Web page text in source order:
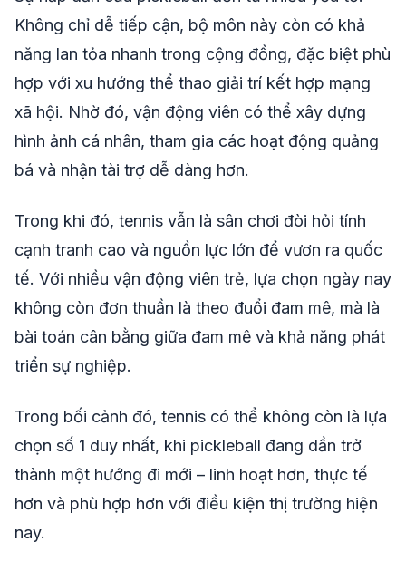
Không chỉ dễ tiếp cận, bộ môn này còn có khả
năng lan tỏa nhanh trong cộng đồng, đặc biệt phù
hợp với xu hướng thể thao giải trí kết hợp mạng
xã hội. Nhờ đó, vận động viên có thể xây dựng
hình ảnh cá nhân, tham gia các hoạt động quảng
bá và nhận tài trợ dễ dàng hơn.
Trong khi đó, tennis vẫn là sân chơi đòi hỏi tính
cạnh tranh cao và nguồn lực lớn để vươn ra quốc
tế. Với nhiều vận động viên trẻ, lựa chọn ngày nay
không còn đơn thuần là theo đuổi đam mê, mà là
bài toán cân bằng giữa đam mê và khả năng phát
triển sự nghiệp.
Trong bối cảnh đó, tennis có thể không còn là lựa
chọn số 1 duy nhất, khi pickleball đang dần trở
thành một hướng đi mới – linh hoạt hơn, thực tế
hơn và phù hợp hơn với điều kiện thị trường hiện
nay.